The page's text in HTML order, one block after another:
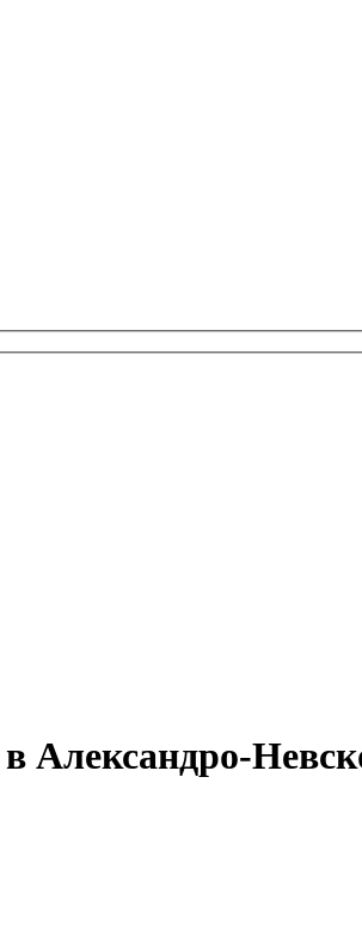
Александро-